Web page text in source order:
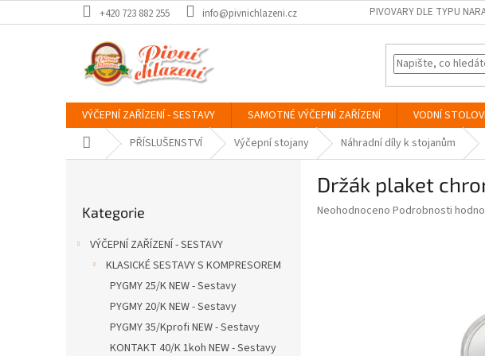
na
+420 723 882 255 info@pivnichlazeni.cz PIVOVARY DLE TYPU
VÝČEPNÍ ZAŘÍZENÍ - SESTAVY SAMOTNÉ VÝČEPNÍ ZAŘÍZENÍ VODNÍ
Domů PŘÍSLUŠENSTVÍ Výčepní stojany Náhradní díly k stojanům
kategorie
Kategorie
VÝČEPNÍ ZAŘÍZENÍ - SESTAVY
KLASICKÉ SESTAVY S KOMPRESOREM
PYGMY 25/K NEW - Sestavy
PYGMY 20/K NEW - Sestavy
PYGMY 35/Kprofi NEW - Sestavy
KONTAKT 40/K 1koh NEW - Sestavy
Držák plaket
Průměrné
Neohodnoceno Podrobnosti